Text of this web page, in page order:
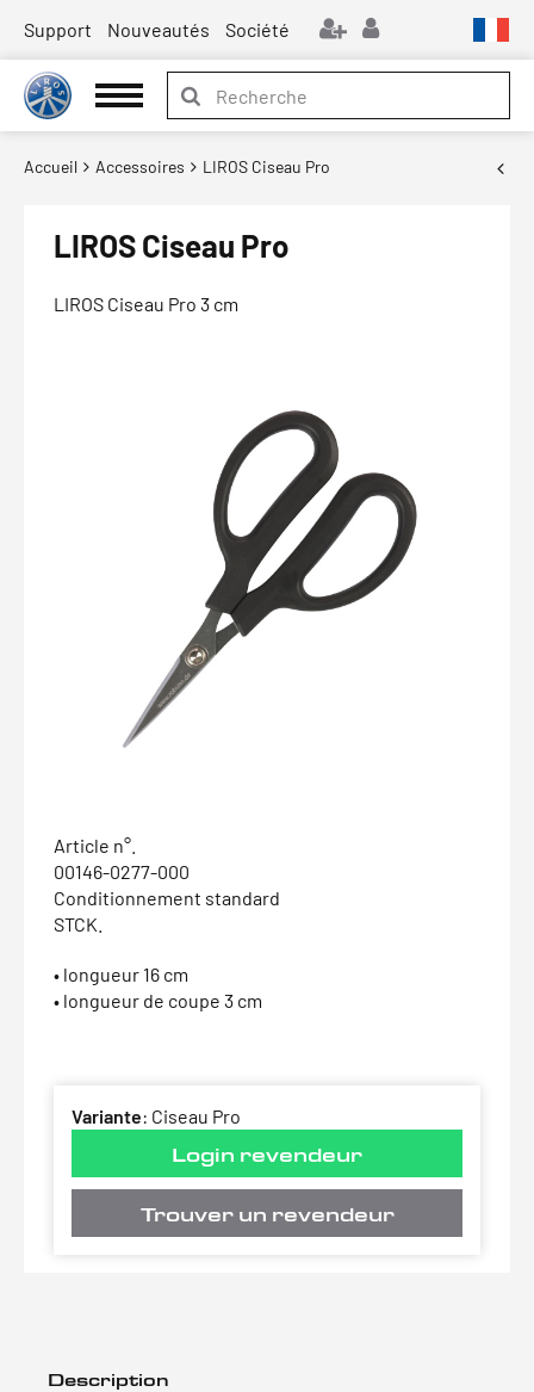
Support Nouveautés Société
Accueil Accessoires LIROS Ciseau Pro
LIROS Ciseau Pro
LIROS Ciseau Pro 3 cm
Article n°.
00146-0277-000
Conditionnement standard
STCK.
• longueur 16 cm
• longueur de coupe 3 cm
Variante: Ciseau Pro
Login revendeur
Trouver un revendeur
Description